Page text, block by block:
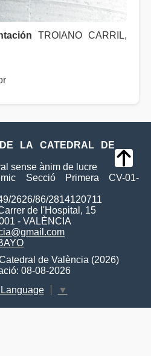
TROIANO CARRIL,
LA CATEDRAL DE
sense ànim de lucre
Secció Primera CV-01-
2626/86/2814120711
de l'Hospital, 15
- VALÈNCIA
de València (2026)
08-08-2026
▼